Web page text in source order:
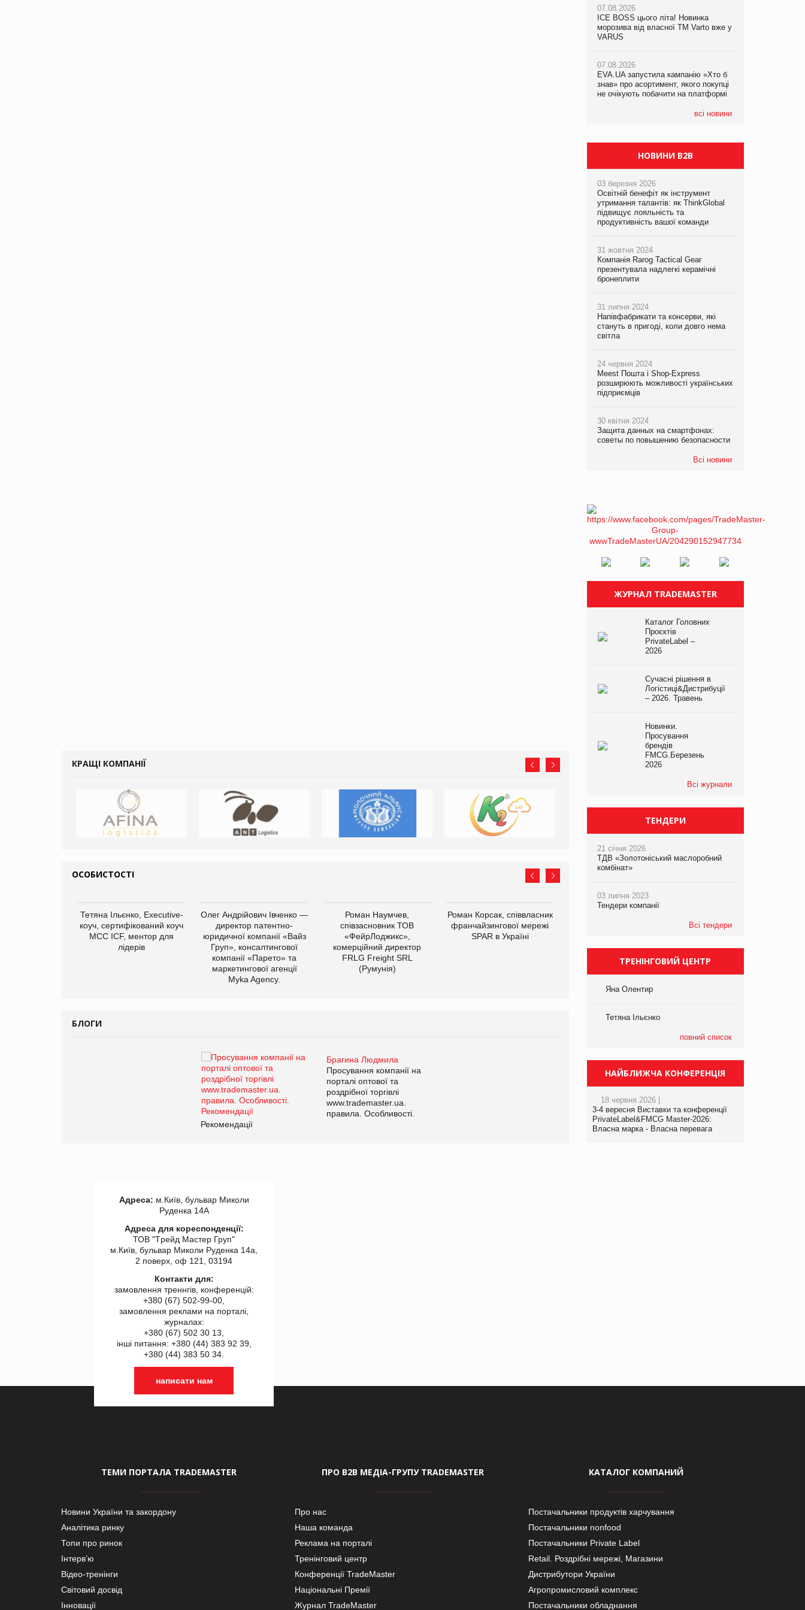
КРАЩІ КОМПАНІЇ
ОСОБИСТОСТІ
Тетяна Ільєнко, Executive-
коуч, сертифікований коуч
МСС ICF, ментор для
лідерів
Олег Андрійович Івченко —
директор патентно-
юридичної компанії «Вайз
Груп», консалтингової
компанії «Парето» та
маркетингової агенції
Myka Agency.
Роман Наумчев,
співзасновник ТОВ
«ФейрЛоджикс»,
комерційний директор
FRLG Freight SRL
(Румунія)
Роман Корсак, співвласник
франчайзингової мережі
SPAR в Україні
виробництва
компанії «УкраМарин»
БЛОГИ
Брагина Людмила
Просування компанії на
порталі оптової та
роздрібної торгівлі
www.trademaster.ua.
правила. Особливості.
Рекомендації
Брагина Людмила
Просування компанії на
www.trademaster.ua.
правила. Особливості.
07.08.2026
ICE BOSS цього літа! Новинка
морозива від власної ТМ Varto вже у
VARUS
07.08.2026
EVA.UA запустила кампанію «Хто б
знав» про асортимент, якого покупці
не очікують побачити на платформі
всі новини
06.08.2026
Смачна новинка для хвостатих: у
VARUS з’явилися паучі Varto Paw
05.08.2026
Мережа супермаркетів VARUS купує
мережу магазинів формату
компанія налічуватиме 374 магазини
07.08.2026
Франція заборонила рекламні дзвінки
НОВИНИ B2B
03 березня 2026
Освітній бенефіт як інструмент
утримання талантів: як ThinkGlobal
підвищує лояльність та
продуктивність вашої команди
31 жовтня 2024
Компанія Rarog Tactical Gear
презентувала надлегкі керамічні
бронеплити
31 липня 2024
Напівфабрикати та консерви, які
стануть в пригоді, коли довго нема
світла
24 червня 2024
Meest Пошта і Shop-Express
розширюють можливості українських
підприємців
30 квітня 2024
Защита данных на смартфонах:
советы по повышению безопасности
Всі новини
ЖУРНАЛ TRADEMASTER
Каталог Головних
Проєктів
PrivateLabel –
2026
Сучасні рішення в
Логістиці&Дистрибуції
– 2026. Травень
Новинки.
Просування
брендів
FMCG.Березень
2026
Всі журнали
ТЕНДЕРИ
21 січня 2026
ТДВ «Золотоніський маслоробний
комбінат»
03 липня 2023
Тендери компанії
Всі тендери
ТРЕНІНГОВИЙ ЦЕНТР
Яна Олентир
Тетяна Ільєнко
повний список
НАЙБЛИЖЧА КОНФЕРЕНЦІЯ
18 червня 2026 |
3-4 вересня Виставки та конференції
PrivateLabel&FMCG Master-2026:
Власна марка - Власна перевага
Адреса: м.Київ, бульвар Миколи
Руденка 14А
Адреса для кореспонденції:
ТОВ "Tрейд Мастер Груп"
м.Київ, бульвар Миколи Руденка 14а,
2 поверх, оф 121, 03194
Контакти для:
замовлення треннгів, конференцій:
+380 (67) 502-99-00,
замовлення реклами на порталі,
журналах:
+380 (67) 502 30 13,
інші питання: +380 (44) 383 92 39,
+380 (44) 383 50 34.
написати нам
ТЕМИ ПОРТАЛА TRADEMASTER
Новини України та закордону
Аналітика ринку
Топи про ринок
Інтерв’ю
Відео-тренінги
Світовий досвід
Інновації
ПРО В2В МЕДІА-ГРУПУ TRADEMASTER
Про нас
Наша команда
Реклама на порталі
Тренінговий центр
Конференції TradeMaster
Національні Премії
Журнал TradeMaster
КАТАЛОГ КОМПАНИЙ
Постачальники продуктів харчування
Постачальники nonfood
Постачальники Private Label
Retail. Роздрібні мережі, Магазини
Дистрибутори України
Агропромисловий комплекс
Постачальники обладнання